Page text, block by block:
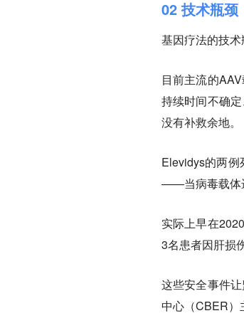
02 技术瓶颈
基因疗法的技术
目前主流的
持续时间不确
没有补救余地。
Elevidys的两
——当病毒载体
实际上早在
3名患者因肝损
这些安全事件
中心（CBER）